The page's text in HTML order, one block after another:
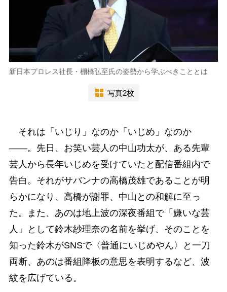
新日本プロレス社長・棚橋弘至氏の姿勢から学ぶべきこととは
写真2枚
それは「いじり」なのか「いじめ」なのか
――。先日、お笑い芸人の中山功太が、ある先輩
芸人から長年いじめを受けていたと配信番組内で
告白。それがサバンナの高橋茂雄であることが明
らかになり、高橋が謝罪、中山との和解に至っ
た。また、あのは地上波の深夜番組で「嫌いな芸
人」として鈴木紗理奈の名前を挙げ、そのことを
知った鈴木がSNSで〈普通にいじめやん〉と一刀
両断、あのは番組降板の意思を表明するなど、波
紋を広げている。